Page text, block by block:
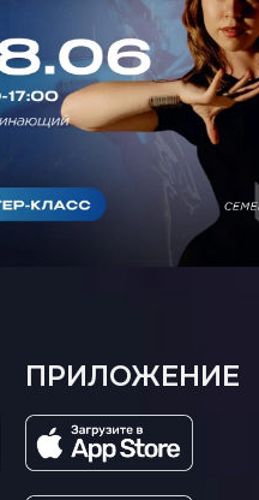
МИСЮРЯЕВОЙ НА
СЕМЕНОВСКОЙ
ПРИЛОЖЕНИЕ